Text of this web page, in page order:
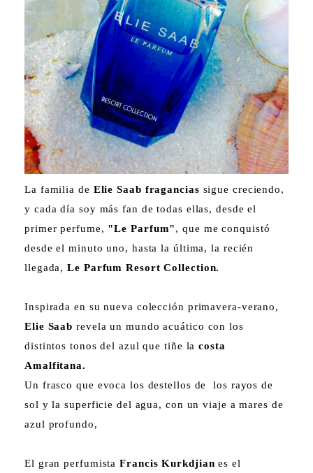
La familia de Elie Saab fragancias sigue creciendo,
y cada día soy más fan de todas ellas, desde el
primer perfume, "Le Parfum", que me conquistó
desde el minuto uno, hasta la última, la recién
llegada,Le Parfum Resort Collection.
Inspirada en su nueva colección primavera-verano,
Elie Saab revela un mundo acuático con los
distintos tonos del azul que tiñe lacosta
Amalfitana.
Un frasco que evoca los destellos de los rayos de
sol y la superficie del agua, con un viaje a mares de
azul profundo,
El gran perfumistaFrancis Kurkdjian es el